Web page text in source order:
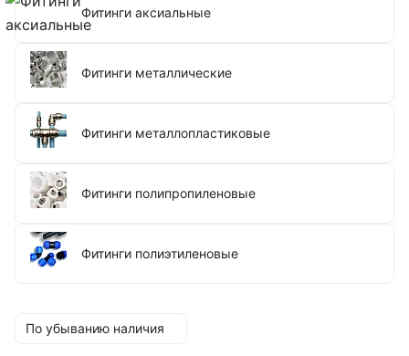
Фитинги аксиальные
Фитинги металлические
Фитинги металлопластиковые
Фитинги полипропиленовые
Фитинги полиэтиленовые
По убыванию наличия